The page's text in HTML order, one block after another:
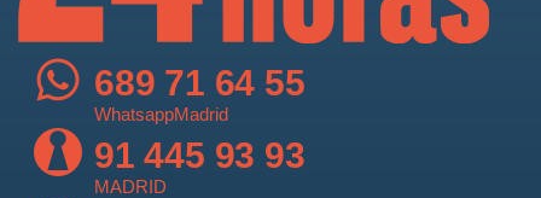
689 71 64 55
WhatsappMadrid
91 445 93 93
MADRID